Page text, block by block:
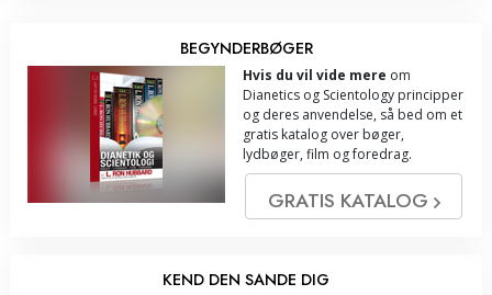
BEGYNDERBØGER
Hvis du vil vide mere om
Dianetics og Scientology principper
og deres anvendelse, så bed om et
gratis katalog over bøger,
lydbøger, film og foredrag.
GRATIS KATALOG
KEND DEN SANDE DIG